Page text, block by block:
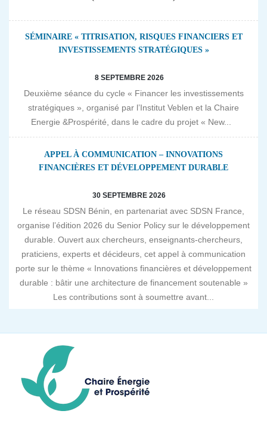
SÉMINAIRE « TITRISATION, RISQUES FINANCIERS ET
INVESTISSEMENTS STRATÉGIQUES »
8 SEPTEMBRE 2026
Deuxième séance du cycle « Financer les investissements
stratégiques », organisé par l’Institut Veblen et la Chaire
Energie &Prospérité, dans le cadre du projet « New...
APPEL À COMMUNICATION – INNOVATIONS
FINANCIÈRES ET DÉVELOPPEMENT DURABLE
30 SEPTEMBRE 2026
Le réseau SDSN Bénin, en partenariat avec SDSN France,
organise l’édition 2026 du Senior Policy sur le développement
durable. Ouvert aux chercheurs, enseignants-chercheurs,
praticiens, experts et décideurs, cet appel à communication
porte sur le thème « Innovations financières et développement
durable : bâtir une architecture de financement soutenable »
Les contributions sont à soumettre avant...